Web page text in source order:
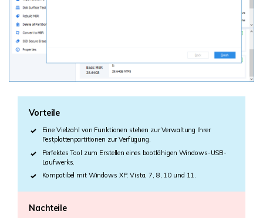
Vorteile
Eine Vielzahl von Funktionen stehen zur Verwaltung Ihrer
Festplattenpartitionen zur Verfügung.
Perfektes Tool zum Erstellen eines bootfähigen Windows-USB-
Laufwerks.
Kompatibel mit Windows XP, Vista, 7, 8, 10 und 11.
Nachteile